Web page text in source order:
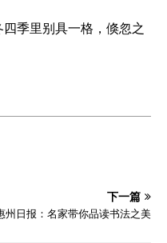
季里别具一格，倏忽之
下一篇
州日报：名家带你品读书法之美